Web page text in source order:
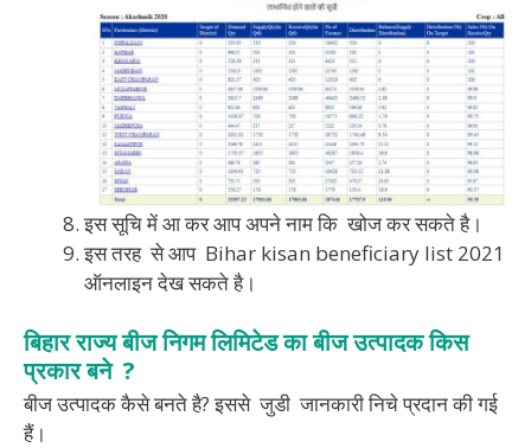
इस सूचि में आ कर आप अपने नाम कि खोज कर सकते है।
इस तरह से आप Bihar kisan beneficiary list 2021
ऑनलाइन देख सकते है।
बिहार राज्य बीज निगम लिमिटेड का बीज उत्पादक किस
प्रकार बने ?
बीज उत्पादक कैसे बनते है? इससे जुडी जानकारी निचे प्रदान की गई
हैं।